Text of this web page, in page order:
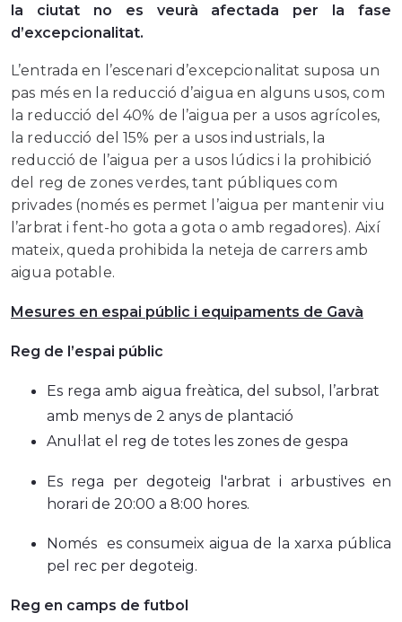
la ciutat no es veurà afectada per la fase
d’excepcionalitat.
L’entrada en l’escenari d’excepcionalitat suposa un
pas més en la reducció d’aigua en alguns usos, com
la reducció del 40% de l’aigua per a usos agrícoles,
la reducció del 15% per a usos industrials, la
reducció de l’aigua per a usos lúdics i la prohibició
del reg de zones verdes, tant públiques com
privades (només es permet l’aigua per mantenir viu
l’arbrat i fent-ho gota a gota o amb regadores). Així
mateix, queda prohibida la neteja de carrers amb
aigua potable.
Mesures en espai públic i equipaments de Gavà
Reg de l’espai públic
Es rega amb aigua freàtica, del subsol, l’arbrat
amb menys de 2 anys de plantació
Anul·lat el reg de totes les zones de gespa
Es rega per degoteig l'arbrat i arbustives en
horari de 20:00 a 8:00 hores.
Només es consumeix aigua de la xarxa pública
pel rec per degoteig.
Reg en camps de futbol